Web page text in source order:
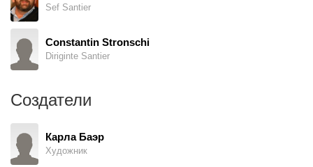
Sef Santier
Constantin Stronschi
Diriginte Santier
Создатели
Карла Баэр
Художник